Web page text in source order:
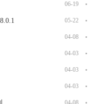
06-19
05-22
04-08
04-03
04-03
04-03
04-08